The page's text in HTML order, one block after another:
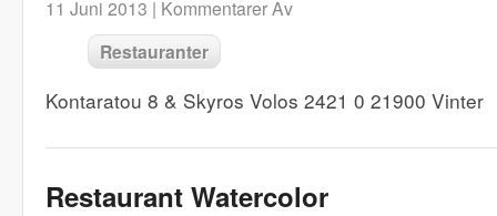
11 Juni 2013 | Kommentarer Av
Restauranter
Kontaratou 8 & Skyros Volos 2421 0 21900 Vinter
Restaurant Watercolor